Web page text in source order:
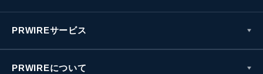
PRWIREサービス
PRWIREについて